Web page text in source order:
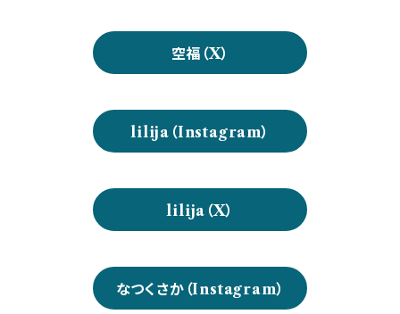
空福（X）
lilija（Instagram）
lilija（X）
なつくさか（Instagram）